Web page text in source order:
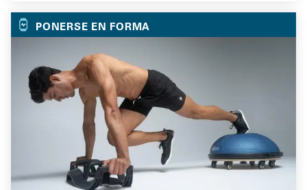
PONERSE EN FORMA